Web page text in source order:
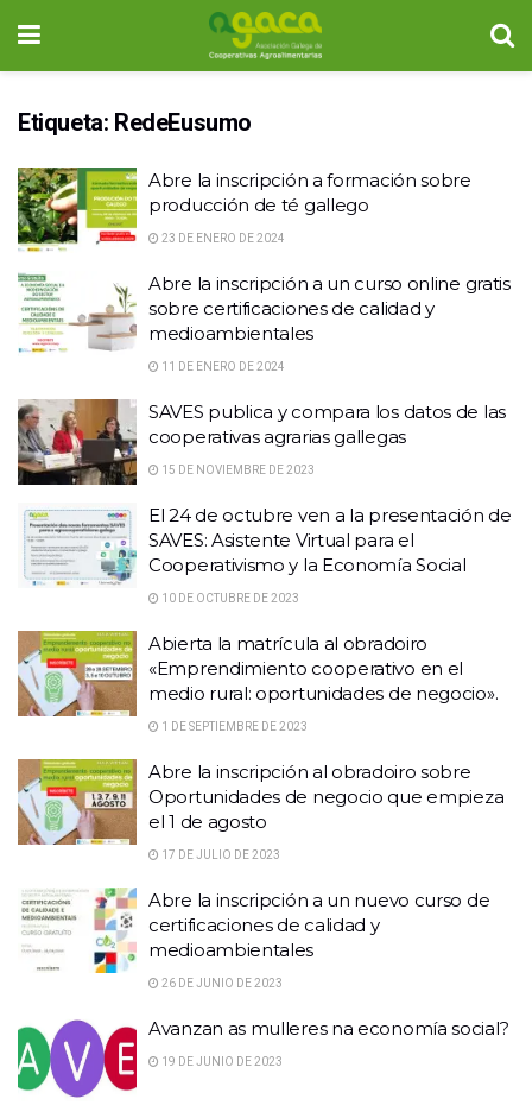
Etiqueta: RedeEusumo
Abre la inscripción a formación sobre
producción de té gallego
23 DE ENERO DE 2024
Abre la inscripción a un curso online gratis
sobre certificaciones de calidad y
medioambientales
11 DE ENERO DE 2024
SAVES publica y compara los datos de las
cooperativas agrarias gallegas
15 DE NOVIEMBRE DE 2023
El 24 de octubre ven a la presentación de
SAVES: Asistente Virtual para el
Cooperativismo y la Economía Social
10 DE OCTUBRE DE 2023
Abierta la matrícula al obradoiro
«Emprendimiento cooperativo en el
medio rural: oportunidades de negocio».
1 DE SEPTIEMBRE DE 2023
Abre la inscripción al obradoiro sobre
Oportunidades de negocio que empieza
el 1 de agosto
17 DE JULIO DE 2023
Abre la inscripción a un nuevo curso de
certificaciones de calidad y
medioambientales
26 DE JUNIO DE 2023
Avanzan as mulleres na economía social?
19 DE JUNIO DE 2023